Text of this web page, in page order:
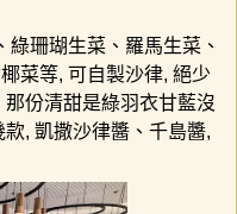
綠珊瑚生菜、羅馬生菜、
菜等, 可自製沙律, 絕少
那份清甜是綠羽衣甘藍沒
款, 凱撒沙律醬、千島醬,